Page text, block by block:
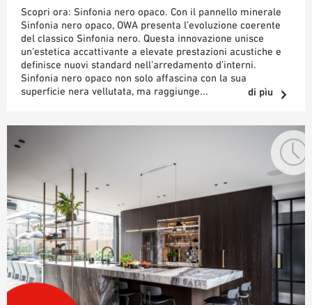
Scopri ora: Sinfonia nero opaco. Con il pannello minerale
Sinfonia nero opaco, OWA presenta l’evoluzione coerente
del classico Sinfonia nero. Questa innovazione unisce
un’estetica accattivante a elevate prestazioni acustiche e
definisce nuovi standard nell’arredamento d’interni.
Sinfonia nero opaco non solo affascina con la sua
superficie nera vellutata, ma raggiunge...
di pìu